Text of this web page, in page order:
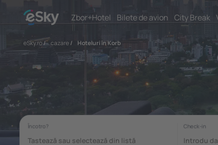
Zbor+Hotel Bilete de avion City Break
eSky.ro/ cazare/ Hoteluri în Korb